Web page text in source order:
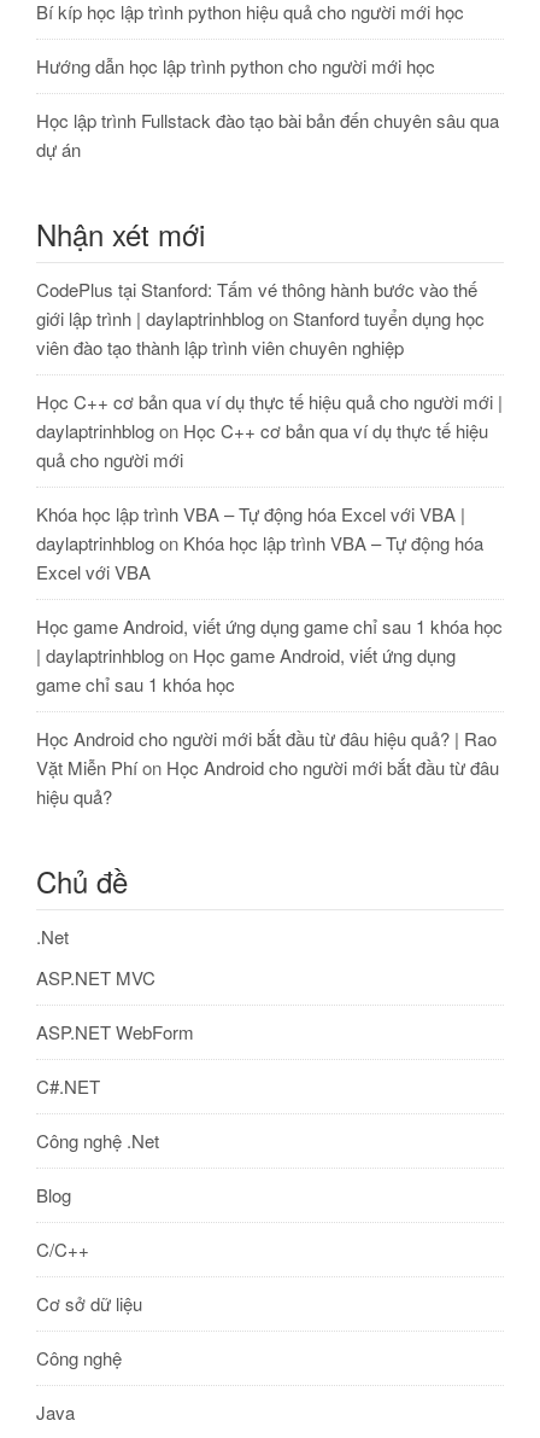
Bí kíp học lập trình python hiệu quả cho người mới học
Hướng dẫn học lập trình python cho người mới học
Học lập trình Fullstack đào tạo bài bản đến chuyên sâu qua
dự án
Nhận xét mới
CodePlus tại Stanford: Tấm vé thông hành bước vào thế
giới lập trình | daylaptrinhblogonStanford tuyển dụng học
viên đào tạo thành lập trình viên chuyên nghiệp
Học C++ cơ bản qua ví dụ thực tế hiệu quả cho người mới |
daylaptrinhblogon Học C++ cơ bản qua ví dụ thực tế hiệu
quả cho người mới
Khóa học lập trình VBA – Tự động hóa Excel với VBA |
daylaptrinhblogon Khóa học lập trình VBA – Tự động hóa
Excel với VBA
Học game Android, viết ứng dụng game chỉ sau 1 khóa học
| daylaptrinhblogon Học game Android, viết ứng dụng
game chỉ sau 1 khóa học
Học Android cho người mới bắt đầu từ đâu hiệu quả? | Rao
Vặt Miễn Phíon Học Android cho người mới bắt đầu từ đâu
hiệu quả?
Chủ đề
.Net
ASP.NET MVC
ASP.NET WebForm
C#.NET
Công nghệ .Net
Blog
C/C++
Cơ sở dữ liệu
Công nghệ
Java